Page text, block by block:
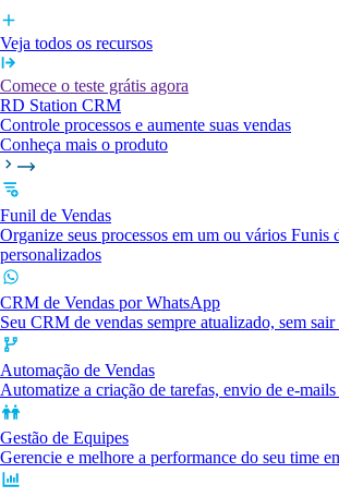
Veja todos os recursos
Comece o teste grátis agora
RD Station CRM
Controle processos e aumente suas vendas
Conheça mais o produto
Funil de Vendas
Organize seus processos em um ou vários Funis
personalizados
CRM de Vendas por WhatsApp
Seu CRM de vendas sempre atualizado, sem
Automação de Vendas
Automatize a criação de tarefas, envio de e-mails
Gestão de Equipes
Gerencie e melhore a performance do seu time